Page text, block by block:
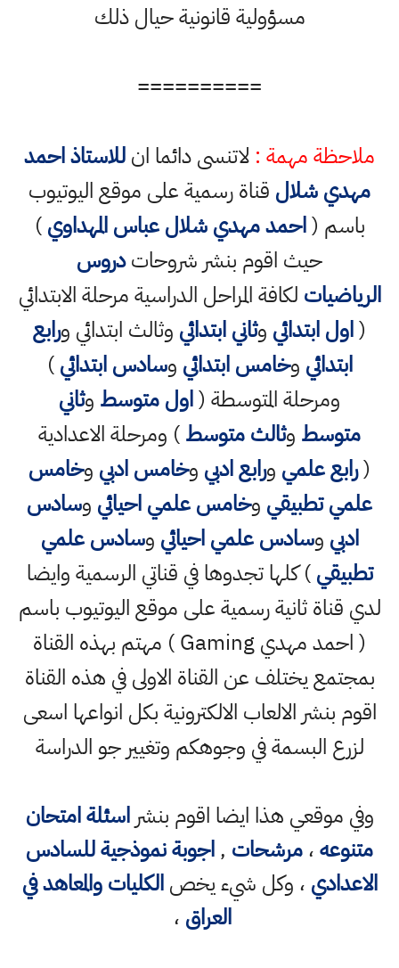
مسؤولية قانونية حيال ذلك
==========
ملاحظة مهمة : لاتنسى دائما انللاستاذ احمد
مهدي شلال قناة رسمية على موقع اليوتيوب
باسم (احمد مهدي شلال عباس المهداوي)
حيث اقوم بنشر شروحاتدروس
الرياضيات لكافة المراحل الدراسية مرحلة الابتدائي
(اول ابتدائي وثاني ابتدائي وثالث ابتدائي ورابع
ابتدائي وخامس ابتدائي وسادس ابتدائي)
ومرحلة المتوسطة (اول متوسط وثاني
متوسط وثالث متوسط) ومرحلة الاعدادية
(رابع علمي ورابع ادبي وخامس ادبي وخامس
علمي تطبيقي وخامس علمي احيائي وسادس
ادبي وسادس علمي احيائي وسادس علمي
تطبيقي) كلها تجدوها في قناتي الرسمية وايضا
لدي قناة ثانية رسمية على موقع اليوتيوب باسم
( احمد مهدي Gaming ) مهتم بهذه القناة
بمجتمع يختلف عن القناة الاولى في هذه القناة
اقوم بنشر الالعاب الالكترونية بكل انواعها اسعى
لزرع البسمة في وجوهكم وتغيير جو الدراسة
وفي موقعي هذا ايضا اقوم بنشراسئلة امتحان
متنوعه،مرشحات ,اجوبة نموذجية للسادس
الاعدادي ، وكل شيء يخصالكليات والمعاهد في
العراق ،